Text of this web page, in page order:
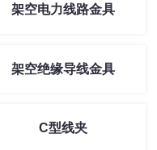
架空电力线路金具
架空绝缘导线金具
C型线夹